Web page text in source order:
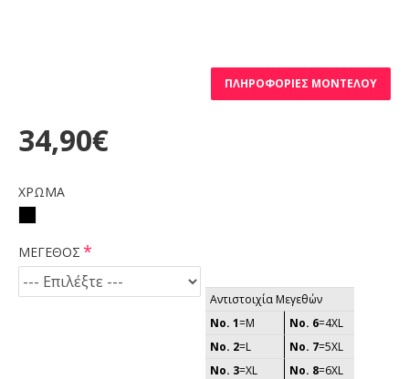
ΠΛΗΡΟΦΟΡΊΕΣ ΜΟΝΤΈΛΟΥ
34,90€
ΧΡΩΜΑ
ΜΕΓΕΘΟΣ
Αντιστοιχία Μεγεθών
No. 1=M No. 6=4XL
No. 2=L No. 7=5XL
No. 3=XL No. 8=6XL